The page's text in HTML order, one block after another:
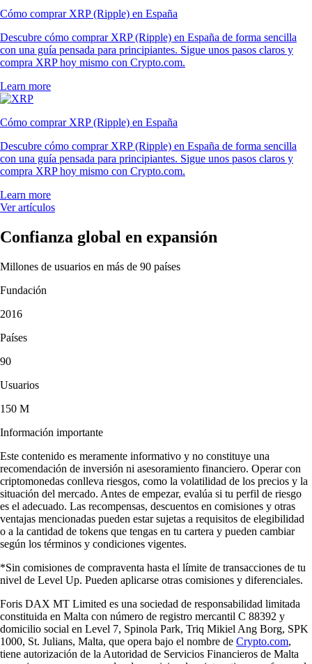
Cómo comprar XRP (Ripple) en España
Descubre cómo comprar XRP (Ripple) en España de forma sencilla
con una guía pensada para principiantes. Sigue unos pasos claros y
compra XRP hoy mismo con Crypto.com.
Learn more
Cómo comprar XRP (Ripple) en España
Descubre cómo comprar XRP (Ripple) en España de forma sencilla
con una guía pensada para principiantes. Sigue unos pasos claros y
compra XRP hoy mismo con Crypto.com.
Learn more
Ver artículos
Confianza global en expansión
Millones de usuarios en más de 90 países
Fundación
2016
Países
90
Usuarios
150 M
Información importante
Este contenido es meramente informativo y no constituye una
recomendación de inversión ni asesoramiento financiero. Operar con
criptomonedas conlleva riesgos, como la volatilidad de los precios y la
situación del mercado. Antes de empezar, evalúa si tu perfil de riesgo
es el adecuado. Las recompensas, descuentos en comisiones y otras
ventajas mencionadas pueden estar sujetas a requisitos de elegibilidad
o a la cantidad de tokens que tengas en tu cartera y pueden cambiar
según los términos y condiciones vigentes.
*Sin comisiones de compraventa hasta el límite de transacciones de tu
nivel de Level Up. Pueden aplicarse otras comisiones y diferenciales.
Foris DAX MT Limited es una sociedad de responsabilidad limitada
constituida en Malta con número de registro mercantil C 88392 y
domicilio social en Level 7, Spinola Park, Triq Mikiel Ang Borg, SPK
1000, St. Julians, Malta, que opera bajo el nombre de Crypto.com,
tiene autorización de la Autoridad de Servicios Financieros de Malta